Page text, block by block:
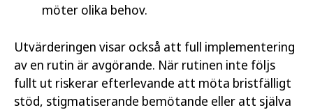
möter olika behov.
Utvärderingen visar också att full implementering
av en rutin är avgörande. När rutinen inte följs
fullt ut riskerar efterlevande att möta bristfälligt
stöd, stigmatiserande bemötande eller att själva